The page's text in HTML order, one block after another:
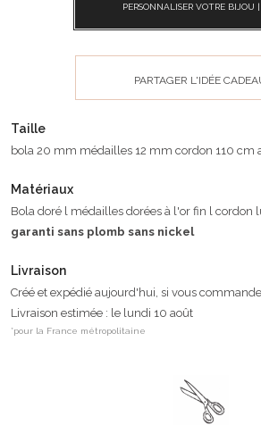
PERSONNALISER VOTRE BIJOU |
PARTAGER L'IDÉE
Taille
bola 20 mm médailles 12 mm cordon 110 cm
Matériaux
Bola doré l médailles dorées à l'or fin l cordon
garanti sans plomb sans nickel
Livraison
Créé et expédié aujourd'hui, si vous
Livraison estimée : le lundi 10 août
*pour la France métropolitaine